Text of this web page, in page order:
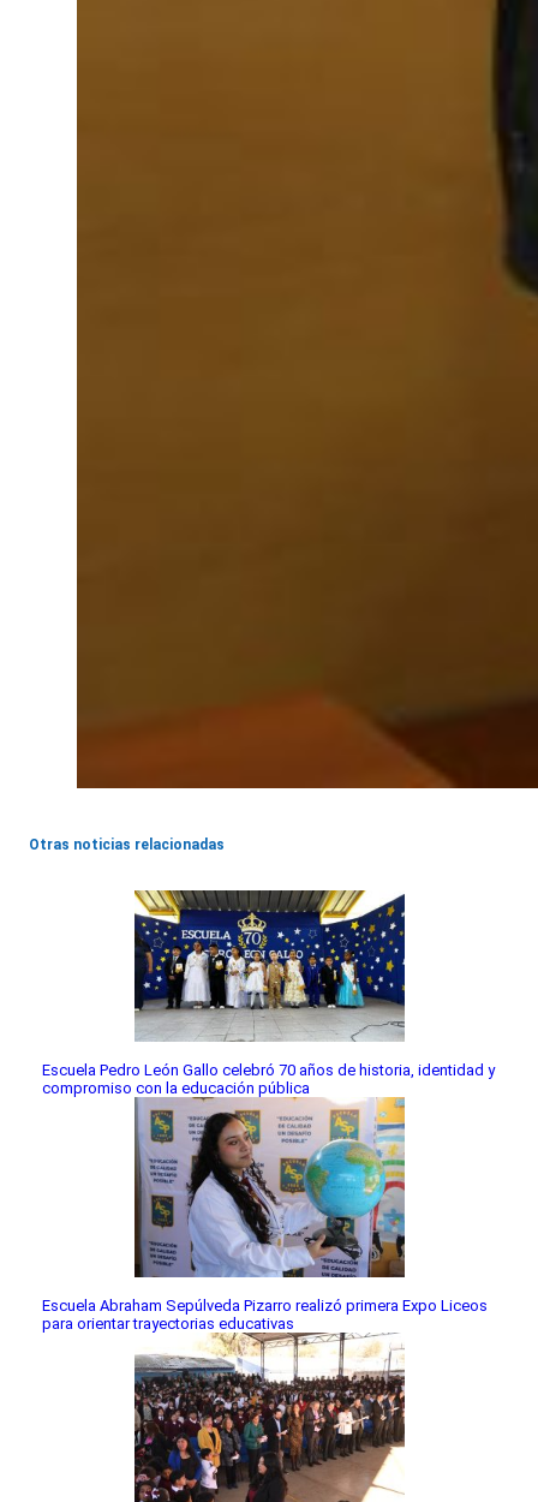
Otras noticias relacionadas
Escuela Pedro León Gallo celebró 70 años de historia, identidad y
compromiso con la educación pública
Escuela Abraham Sepúlveda Pizarro realizó primera Expo Liceos
para orientar trayectorias educativas